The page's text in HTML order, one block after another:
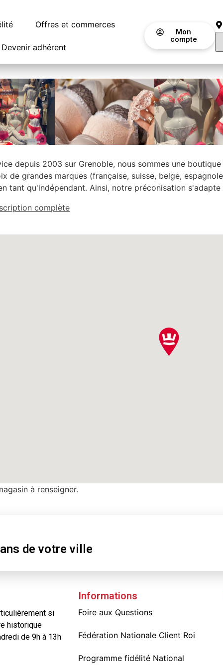
Offres et commerces
Devenir adhérent
Mon
compte
depuis 2003 sur Grenoble, nous sommes une
de grandes marques (française, suisse, belge,
tant qu'indépendant. Ainsi, notre préconisation s'adapte
complète
à renseigner.
de votre ville
si
historique
de 9h à 13h
Informations
Foire aux Questions
Fédération Nationale Client Roi
Programme fidélité National